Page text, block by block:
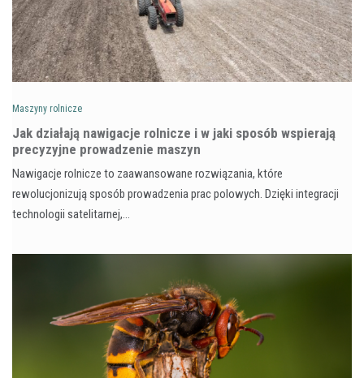
Maszyny rolnicze
Jak działają nawigacje rolnicze i w jaki sposób wspierają
precyzyjne prowadzenie maszyn
Nawigacje rolnicze to zaawansowane rozwiązania, które
rewolucjonizują sposób prowadzenia prac polowych. Dzięki integracji
technologii satelitarnej,…